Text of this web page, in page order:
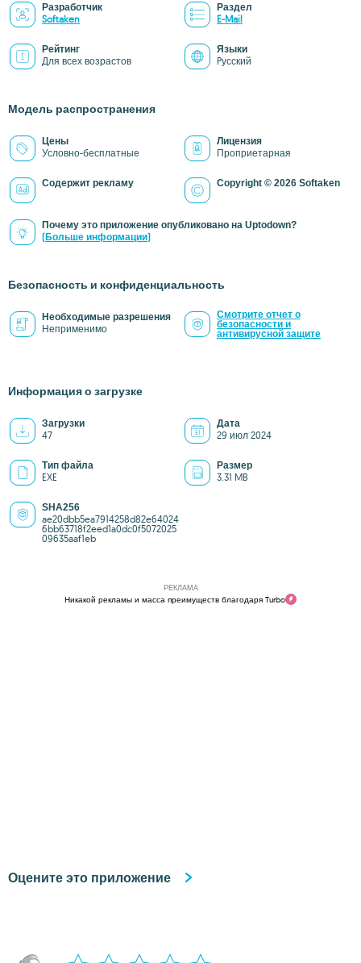
Разработчик
Softaken
Раздел
E-Mail
Рейтинг
Для всех возрастов
Языки
Pусский
Модель распространения
Цены
Условно-бесплатные
Лицензия
Проприетарная
Содержит рекламу Copyright © 2026 Softaken
Почему это приложение опубликовано на Uptodown?
(Больше информации)
Безопасность и конфиденциальность
Необходимые разрешения
Неприменимо
Смотрите отчет о
безопасности и
антивирусной защите
Информация о загрузке
Загрузки
47
Дата
29 июл 2024
Тип файла
EXE
Размер
3.31 MB
SHA256
ae20dbb5ea7914258d82e64024
6bb63718f2eed1a0dc0f5072025
09635aaf1eb
РЕКЛАМА
Никакой рекламы и масса преимуществ благодаря Turbo
Оцените это приложение